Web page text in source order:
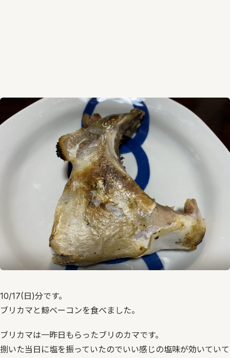
10/17(日)分です。
ブリカマと鯨ベーコンを食べました。
ブリカマは一昨日もらったブリのカマです。
捌いた当日に塩を振っていたのでいい感じの塩味が効いていて